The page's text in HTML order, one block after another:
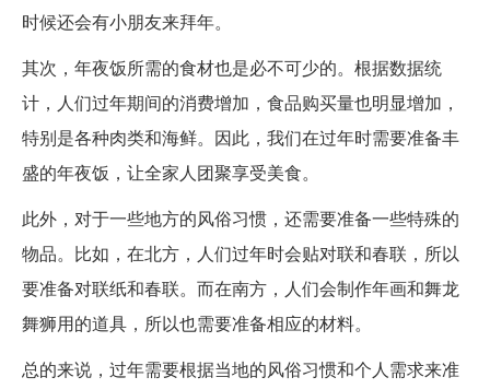
时候还会有小朋友来拜年。
其次，年夜饭所需的食材也是必不可少的。根据数据统
计，人们过年期间的消费增加，食品购买量也明显增加，
特别是各种肉类和海鲜。因此，我们在过年时需要准备丰
盛的年夜饭，让全家人团聚享受美食。
此外，对于一些地方的风俗习惯，还需要准备一些特殊的
物品。比如，在北方，人们过年时会贴对联和春联，所以
要准备对联纸和春联。而在南方，人们会制作年画和舞龙
舞狮用的道具，所以也需要准备相应的材料。
总的来说，过年需要根据当地的风俗习惯和个人需求来准